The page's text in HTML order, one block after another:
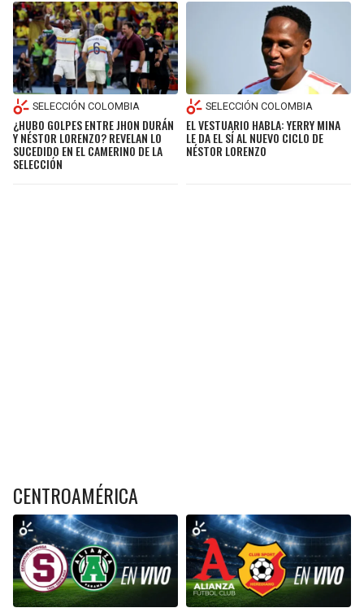
SELECCIÓN COLOMBIA
¿HUBO GOLPES ENTRE JHON DURÁN
Y NÉSTOR LORENZO? REVELAN LO
SUCEDIDO EN EL CAMERINO DE LA
SELECCIÓN
SELECCIÓN COLOMBIA
EL VESTUARIO HABLA: YERRY MINA
LE DA EL SÍ AL NUEVO CICLO DE
NÉSTOR LORENZO
CENTROAMÉRICA